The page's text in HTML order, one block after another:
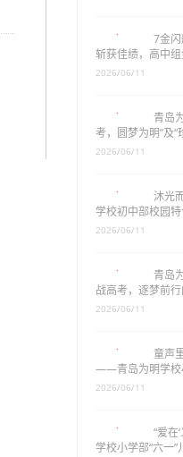
7金
斩获
青岛
考，
沐光
学校
青岛
战高
童声
——青岛为明学校
2026/06/11
“爱在
学校